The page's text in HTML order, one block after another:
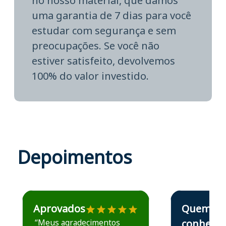
uma garantia de 7 dias para você
estudar com segurança e sem
preocupações. Se você não
estiver satisfeito, devolvemos
100% do valor investido.
Depoimentos
Estudante José recomenda o Aprova Concursos em
Aprovados
“Meus agradecimentos
Estudante Elais
Quem